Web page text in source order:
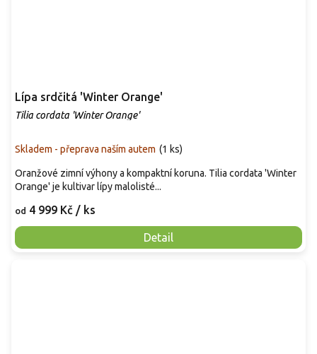
Lípa srdčitá 'Winter Orange'
Tilia cordata 'Winter Orange'
Skladem - přeprava naším autem (1 ks)
od 4 999 Kč / ks
Detail
Oranžové zimní výhony a kompaktní koruna. Tilia cordata 'Winter
Orange' je kultivar lípy malolisté...